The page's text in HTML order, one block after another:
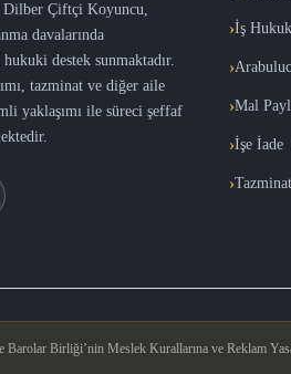
Dilber Çiftçi Koyuncu,
davalarında
destek sunmaktadır.
tazminat ve diğer aile
yaklaşımı ile süreci şeffaf
İş
Mal
İşe İade
Tazminat
Barolar Birliği’nin Meslek Kurallarına ve Reklam